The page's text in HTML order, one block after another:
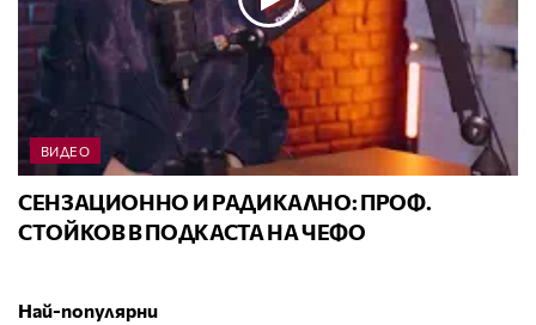
ВИДЕО
СЕНЗАЦИОННО И РАДИКАЛНО: ПРОФ.
СТОЙКОВ В ПОДКАСТА НА ЧЕФО
Най-популярни